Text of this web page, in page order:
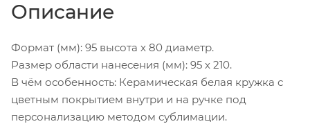
Описание
Формат (мм): 95 высота х 80 диаметр.
Размер области нанесения (мм): 95 х 210.
В чём особенность: Керамическая белая кружка с
цветным покрытием внутри и на ручке под
персонализацию методом сублимации.